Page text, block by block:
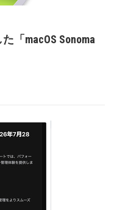
「macOS Sonoma